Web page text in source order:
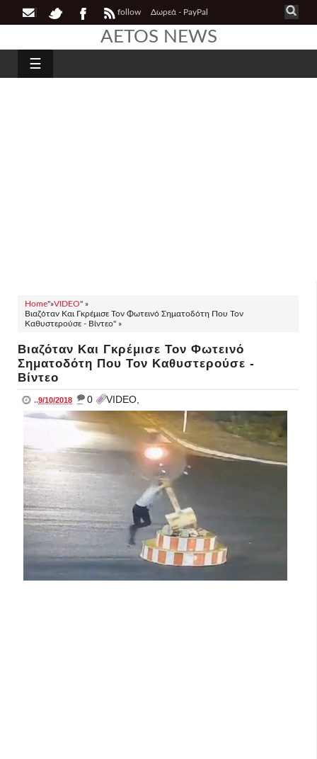
follow Δωρεά - PayPal
AETOS NEWS
☰
Home"»VIDEO" »
Βιαζόταν Και Γκρέμισε Τον Φωτεινό Σηματοδότη Που Τον
Καθυστερούσε - Βίντεο" »
Βιαζόταν Και Γκρέμισε Τον Φωτεινό
Σηματοδότη Που Τον Καθυστερούσε -
Βίντεο
..9/10/2018 _ 0 VIDEO,